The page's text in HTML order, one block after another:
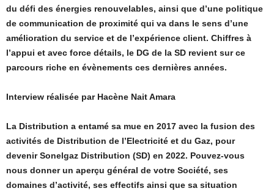
du défi des énergies renouvelables, ainsi que d’une politique
de communication de proximité qui va dans le sens d’une
amélioration du service et de l’expérience client. Chiffres à
l’appui et avec force détails, le DG de la SD revient sur ce
parcours riche en évènements ces dernières années.
Interview réalisée par Hacène Nait Amara
La Distribution a entamé sa mue en 2017 avec la fusion des
activités de Distribution de l’Electricité et du Gaz, pour
devenir Sonelgaz Distribution (SD) en 2022. Pouvez-vous
nous donner un aperçu général de votre Société, ses
domaines d’activité, ses effectifs ainsi que sa situation